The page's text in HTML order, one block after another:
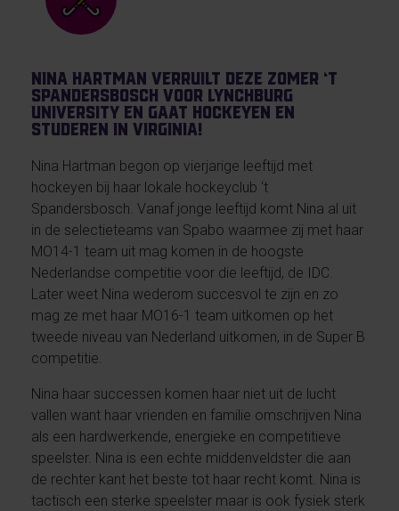
Nina Hartman verruilt deze zomer ‘t
Spandersbosch voor Lynchburg
University en gaat hockeyen en
studeren in Virginia!
Nina Hartman begon op vierjarige leeftijd met
hockeyen bij haar lokale hockeyclub ‘t
Spandersbosch. Vanaf jonge leeftijd komt Nina al uit
in de selectieteams van Spabo waarmee zij met haar
MO14-1 team uit mag komen in de hoogste
Nederlandse competitie voor die leeftijd, de IDC.
Later weet Nina wederom succesvol te zijn en zo
mag ze met haar MO16-1 team uitkomen op het
tweede niveau van Nederland uitkomen, in de Super B
competitie.
Nina haar successen komen haar niet uit de lucht
vallen want haar vrienden en familie omschrijven Nina
als een hardwerkende, energieke en competitieve
speelster. Nina is een echte middenveldster die aan
de rechter kant het beste tot haar recht komt. Nina is
tactisch een sterke speelster maar is ook fysiek sterk